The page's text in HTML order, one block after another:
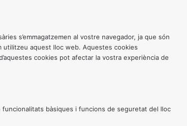
s’emmagatzemen al vostre navegador, ja que són
utilitzeu aquest lloc web. Aquestes cookies
cookies pot afectar la vostra experiència de
bàsiques i funcions de seguretat del lloc